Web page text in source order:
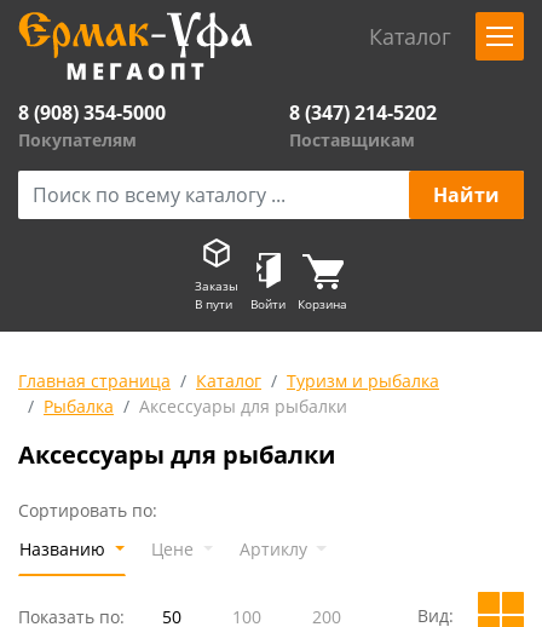
Каталог
8 (908) 354-5000
Покупателям
8 (347) 214-5202
Поставщикам
Заказы
В пути
Войти Корзина
Главная страница Каталог
Туризм и рыбалка
Рыбалка
Аксессуары для рыбалки
Аксессуары для рыбалки
Сортировать по:
Названию
Цене Артиклу
Показать по: 50 100 200 Вид: